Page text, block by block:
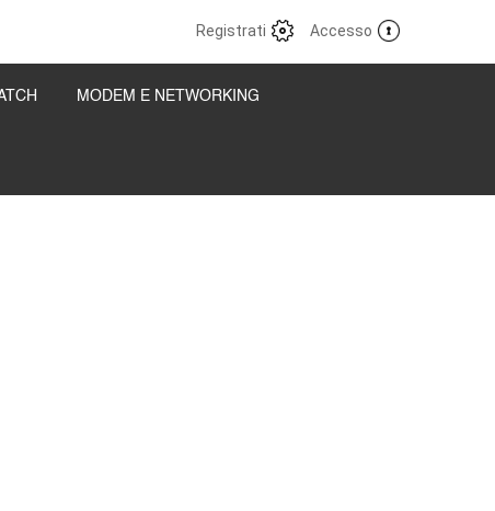
Registrati Accesso
MODEM E NETWORKING